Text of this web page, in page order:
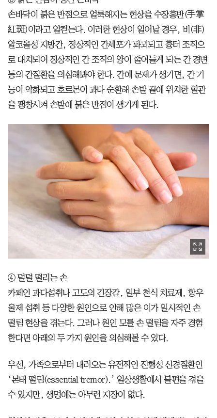
손바닥이 붉은 반점으로 얼룩해지는 현상을 수장홍반(手掌
紅斑)이라고 일컫는다. 이러한 현상이 일어날 경우, 비(非)
알코올성 지방간, 정상적인 간세포가 파괴되고 흉터 조직으
로 대치되어 정상적인 간 조직의 양이 줄어들게 되는 간 경변
등의 간질환을 의심해봐야 한다. 간에 문제가 생기면, 간 기
능이 약화되고 호르몬이 과다 순환해 손발 끝에 위치한 혈관
을 팽창시켜 손발에 붉은 반점이 생기게 된다.
④ 덜덜 떨리는 손
카페인 과다섭취나 고도의 긴장감, 일부 천식 치료제, 항우
울제 섭취 등 다양한 원인으로 인해 많은 이가 일시적인 손
떨림 현상을 겪는다. 그러나 원인 모를 손 떨림을 자주 경험
한다면 아래의 두 가지 원인을 의심해볼 수 있다.
우선, 가족으로부터 내려오는 유전적인 진행성 신경질환인
‘본태 떨림(essential tremor).’ 일상생활에서 불편을 겪을
수 있지만, 생명에는 아무런 지장이 없다.